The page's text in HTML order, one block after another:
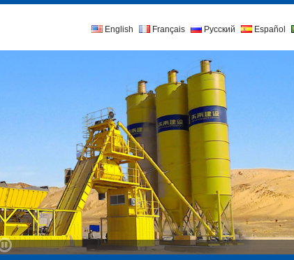
English Français Русский Español